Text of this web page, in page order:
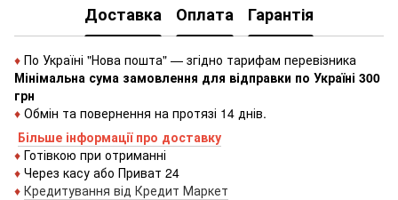
Доставка Оплата Гарантія
♦ По Україні "Нова пошта" — згідно тарифам перевізника
Мінімальна сума замовлення для відправки по Україні 300
грн
♦ Обмін та повернення на протязі 14 днів.
Більше інформації про доставку
♦ Готівкою при отриманні
♦ Через касу або Приват 24
♦ Кредитування від Кредит Маркет